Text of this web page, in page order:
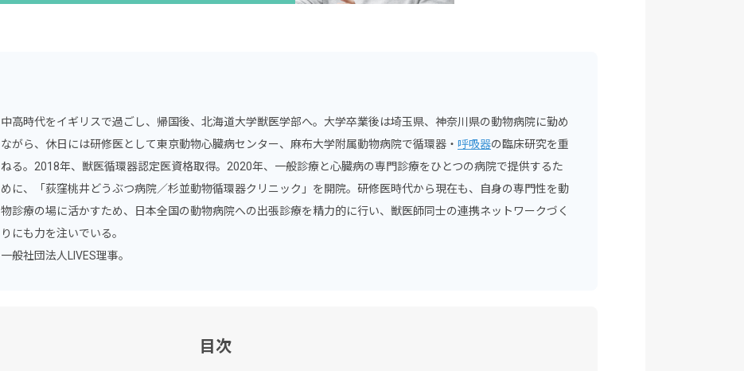
中高時代をイギリスで過ごし、帰国後、北海道大学獣医学部へ。 大学卒業後は埼玉県、神奈川県の動物病院に勤め
ながら、休日には研修医として東京動物心臓病センター、麻布大学附属動物病院で循環器・ 呼吸器の臨床研究を重
ねる。2018年、獣医循環器認定医資格取得。2020年、一般診療と心臓病の専門診療をひとつの病院で提供するた
めに、「荻窪桃井どうぶつ病院／杉並動物循環器クリニック」を開院。研修医時代から現在も、自身の専門性を動
物診療の場に活かすため、日本全国の動物病院への出張診療を精力的に行い、獣医師同士の連携ネットワークづく
りにも力を注いでいる。
一般社団法人LIVES理事。
目次